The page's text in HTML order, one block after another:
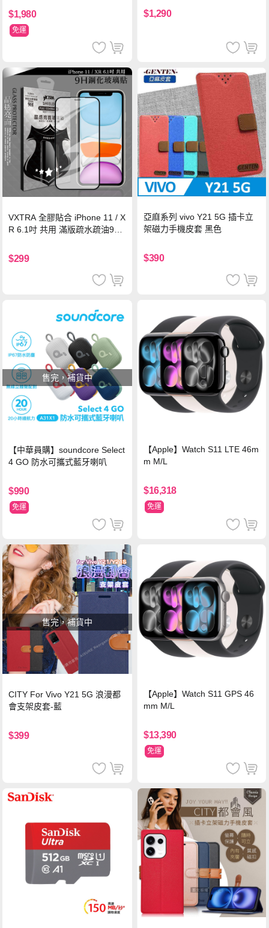
$1,980
免運
$1,290
VXTRA 全膠貼合 iPhone 11 / X
R 6.1吋 共用 滿版疏水疏油9H
$299
亞麻系列 vivo Y21 5G 插卡立
架磁力手機皮套 黑色
$390
售完，補貨中
【中華員購】soundcore Select
4 GO 防水可攜式藍牙喇叭
$990
免運
【Apple】Watch S11 LTE 46m
m M/L
$16,318
免運
售完，補貨中
CITY For Vivo Y21 5G 浪漫都
會支架皮套-藍
$399
【Apple】Watch S11 GPS 46
mm M/L
$13,390
免運